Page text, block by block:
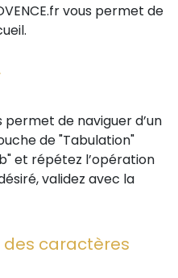
vous permet de
permet de naviguer d’un
de "Tabulation"
et répétez l’opération
validez avec la
des caractères